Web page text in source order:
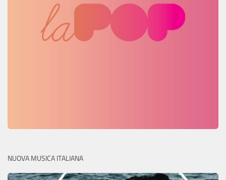
NUOVA MUSICA ITALIANA